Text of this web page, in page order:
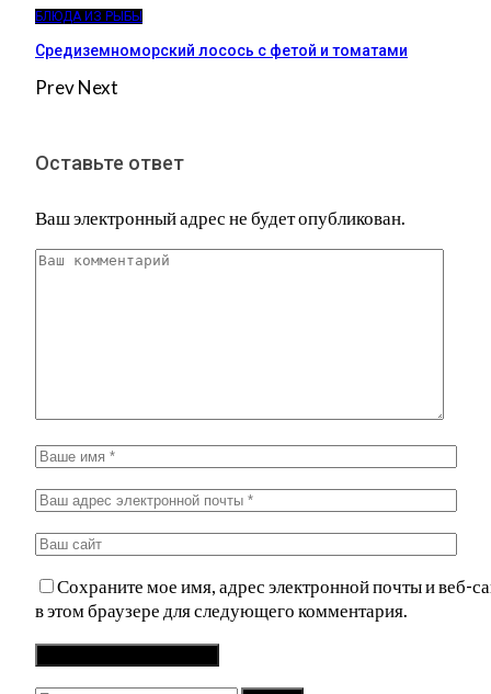
БЛЮДА ИЗ РЫБЫ
Средиземноморский лосось с фетой и томатами
PrevNext
Оставьте ответ
Ваш электронный адрес не будет опубликован.
Сохраните мое имя, адрес электронной почты и веб-
в этом браузере для следующего комментария.